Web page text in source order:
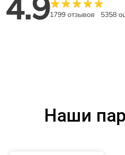
1799 отзывов 5358
Наши